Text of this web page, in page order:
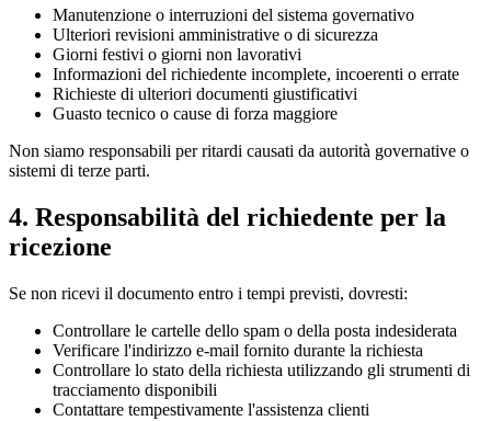
Manutenzione o interruzioni del sistema governativo
Ulteriori revisioni amministrative o di sicurezza
Giorni festivi o giorni non lavorativi
Informazioni del richiedente incomplete, incoerenti o errate
Richieste di ulteriori documenti giustificativi
Guasto tecnico o cause di forza maggiore
Non siamo responsabili per ritardi causati da autorità governative o
sistemi di terze parti.
4. Responsabilità del richiedente per la
ricezione
Se non ricevi il documento entro i tempi previsti, dovresti:
Controllare le cartelle dello spam o della posta indesiderata
Verificare l'indirizzo e-mail fornito durante la richiesta
Controllare lo stato della richiesta utilizzando gli strumenti di
tracciamento disponibili
Contattare tempestivamente l'assistenza clienti